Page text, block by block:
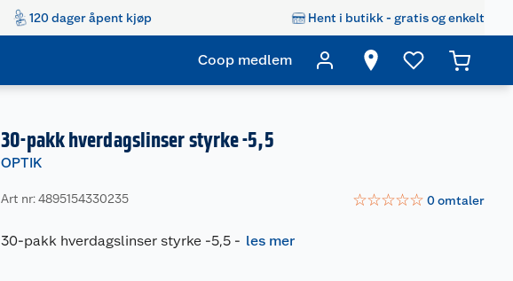
120 dager åpent kjøp Hent i butikk - gratis og enkelt
Coop medlem
30-pakk hverdagslinser styrke -5,5
OPTIK
Art nr: 4895154330235 ☆☆☆☆☆ 0omtaler
30-pakk hverdagslinser styrke -5,5 - les mer